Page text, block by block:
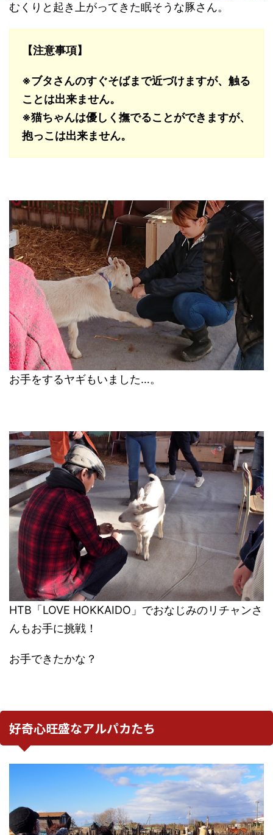
むくりと起き上がってきた眠そうな豚さん。
【注意事項】
※ブタさんのすぐそばまで近づけますが、触る
ことは出来ません。
※猫ちゃんは優しく撫でることができますが、
抱っこは出来ません。
お手をするヤギもいました…。
HTB「LOVE HOKKAIDO」でおなじみのリチャンさ
んもお手に挑戦！
お手できたかな？
好奇心旺盛なアルパカたち